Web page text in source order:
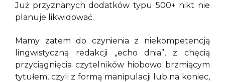
Już przyznanych dodatków typu 500+ nikt nie
planuje likwidować.
Mamy zatem do czynienia z niekompetencją
lingwistyczną redakcji „echo dnia”, z chęcią
przyciągnięcia czytelników hiobowo brzmiącym
tytułem, czyli z formą manipulacji lub na koniec,